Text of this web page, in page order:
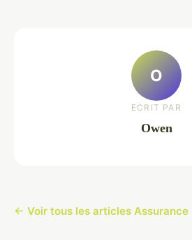
O
ECRIT PAR
Owen
← Voir tous les articles Assurance